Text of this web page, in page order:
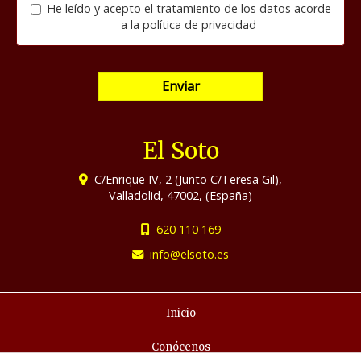
He leído y acepto el tratamiento de los datos acorde
a la política de privacidad
Enviar
El Soto
C/Enrique IV, 2 (Junto C/Teresa Gil),
Valladolid, 47002, (España)
620 110 169
info
elsoto.es
Inicio
Conócenos